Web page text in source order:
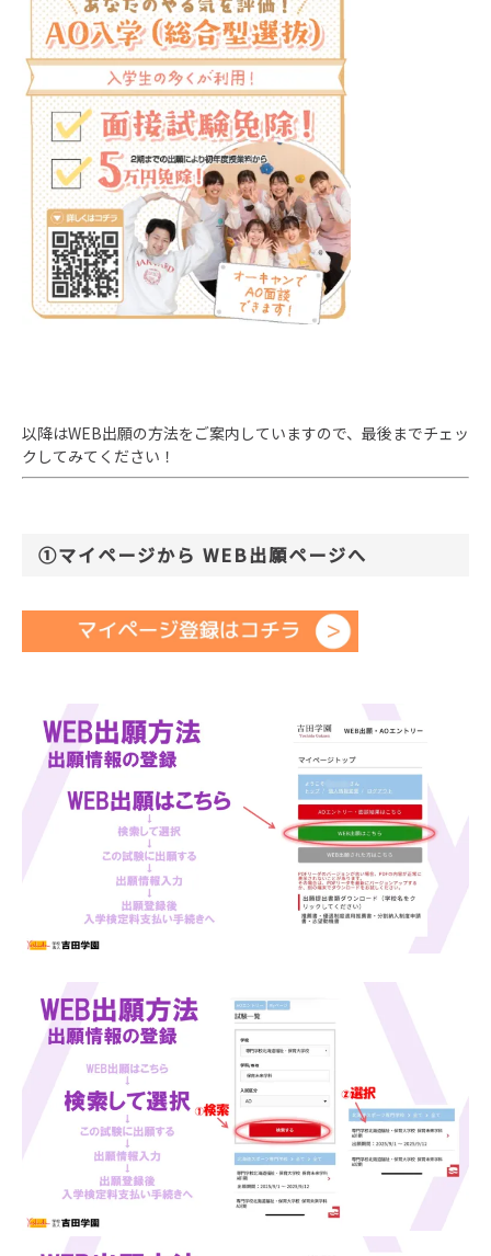
以降はWEB出願の方法をご案内していますので、最後までチェッ
クしてみてください！
①マイページから WEB出願ページへ